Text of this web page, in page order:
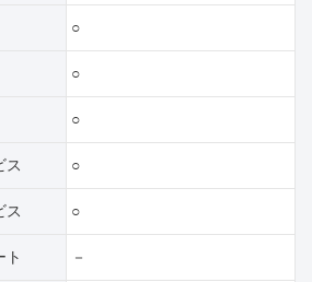
○
○
○
ス ○
ス ○
ト －